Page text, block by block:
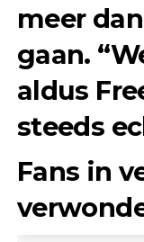
meer
gaan.
aldus
steeds
Fans in